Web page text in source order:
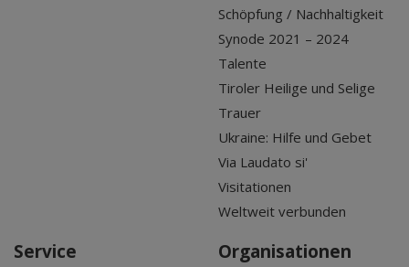
Schöpfung / Nachhaltigkeit
Synode 2021 – 2024
Talente
Tiroler Heilige und Selige
Trauer
Ukraine: Hilfe und Gebet
Via Laudato si'
Visitationen
Weltweit verbunden
Service
Organisationen